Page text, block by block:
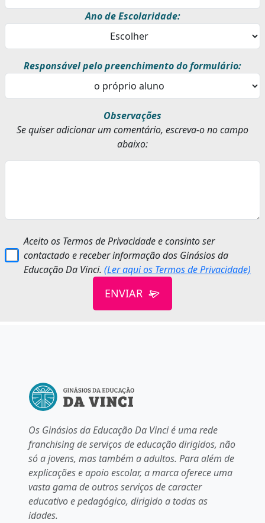
Ano de Escolaridade:
Responsável pelo preenchimento do formulário:
Observações
Se quiser adicionar um comentário, escreva-o no campo
abaixo:
Aceito os Termos de Privacidade e consinto ser
contactado e receber informação dos Ginásios da
Educação Da Vinci.(Ler aqui os Termos de Privacidade)
ENVIAR
Os Ginásios da Educação Da Vinci é uma rede
franchising de serviços de educação dirigidos, não
só a jovens, mas também a adultos. Para além de
explicações e apoio escolar, a marca oferece uma
vasta gama de outros serviços de caracter
educativo e pedagógico, dirigido a todas as
idades.